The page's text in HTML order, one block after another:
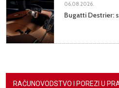
06.08.2026.
Bugatti Destrier:
RAČUNOVODSTVO I POREZI U